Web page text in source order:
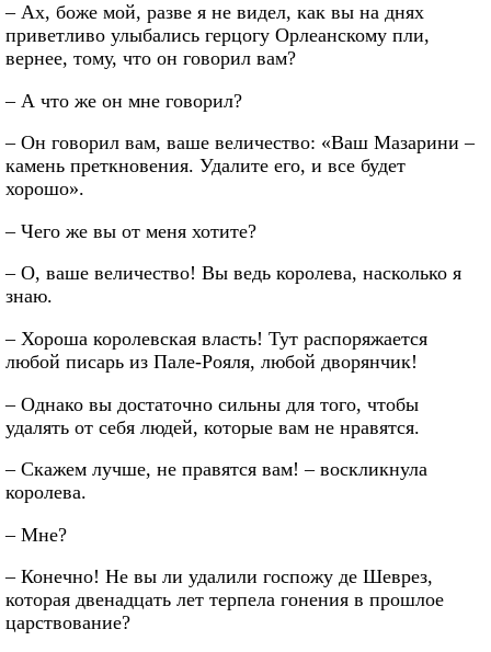
– Ах, боже мой, разве я не видел, как вы на днях
приветливо улыбались герцогу Орлеанскому пли,
вернее, тому, что он говорил вам?
– А что же он мне говорил?
– Он говорил вам, ваше величество: «Ваш Мазарини –
камень преткновения. Удалите его, и все будет
хорошо».
– Чего же вы от меня хотите?
– О, ваше величество! Вы ведь королева, насколько я
знаю.
– Хороша королевская власть! Тут распоряжается
любой писарь из Пале-Рояля, любой дворянчик!
– Однако вы достаточно сильны для того, чтобы
удалять от себя людей, которые вам не нравятся.
– Скажем лучше, не правятся вам! – воскликнула
королева.
– Мне?
– Конечно! Не вы ли удалили госпожу де Шеврез,
которая двенадцать лет терпела гонения в прошлое
царствование?